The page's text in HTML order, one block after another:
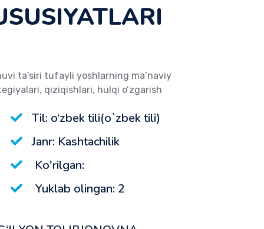
ta’siri tufayli yoshlarning ma’naviy
qiziqishlari, hulqi o’zgarish
Til: o‘zbek tili(o`zbek tili)
Janr: Kashtachilik
Ko'rilgan:
Yuklab olingan: 2